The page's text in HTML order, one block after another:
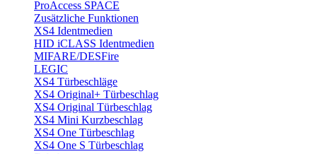
ProAccess SPACE
Zusätzliche Funktionen
XS4 Identmedien
HID iCLASS Identmedien
MIFARE/DESFire
LEGIC
XS4 Türbeschläge
XS4 Original+ Türbeschlag
XS4 Original Türbeschlag
XS4 Mini Kurzbeschlag
XS4 One Türbeschlag
XS4 One S Türbeschlag